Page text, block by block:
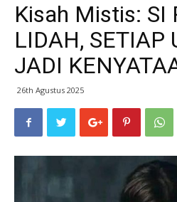
Kisah Mistis: SI
LIDAH, SETIAP
JADI
26th Agustus 2025